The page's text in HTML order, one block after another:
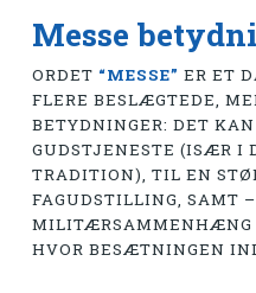
Messe
ORDET “MESSE” ER ET
FLERE BESLÆGTEDE,
BETYDNINGER: DET
GUDSTJENESTE (ISÆR I
TRADITION), TIL EN
FAGUDSTILLING, SAMT
MILITÆRSAMMENHÆNG
HVOR BESÆTNINGEN